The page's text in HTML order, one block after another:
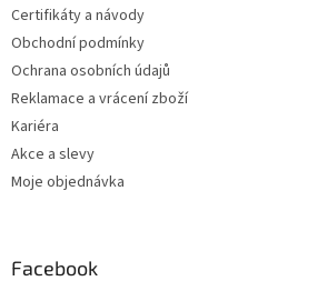
Certifikáty a návody
Obchodní podmínky
Ochrana osobních údajů
Reklamace a vrácení zboží
Kariéra
Akce a slevy
Moje objednávka
Facebook